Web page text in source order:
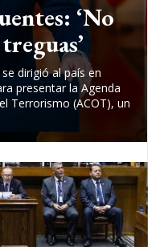
‘No
dirigió al país en
presentar la Agenda
Terrorismo (ACOT), un